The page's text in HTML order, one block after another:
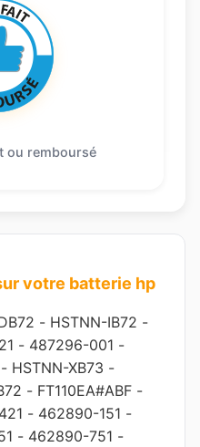
ou remboursé
votre batterie hp
- HSTNN-IB72 -
- 487296-001 -
- HSTNN-XB73 -
- FT110EA#ABF -
- 462890-151 -
- 462890-751 -